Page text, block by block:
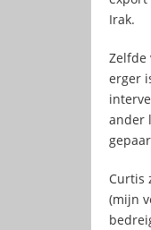
Irak.
Zelfde
erger
ander
Curtis
(mijn